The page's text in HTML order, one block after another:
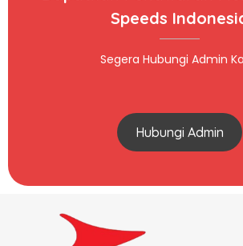
Speeds
Segera Hubungi Admin
Hubungi Admin